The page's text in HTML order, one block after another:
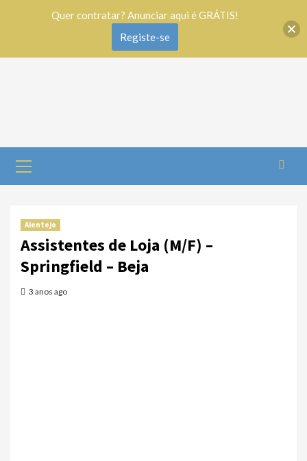
Alentejo
Assistentes de Loja (M/F) –
Springfield – Beja
3 anos ago
Quer contratar? Anunciar aqui é GRÁTIS!
Registe-se